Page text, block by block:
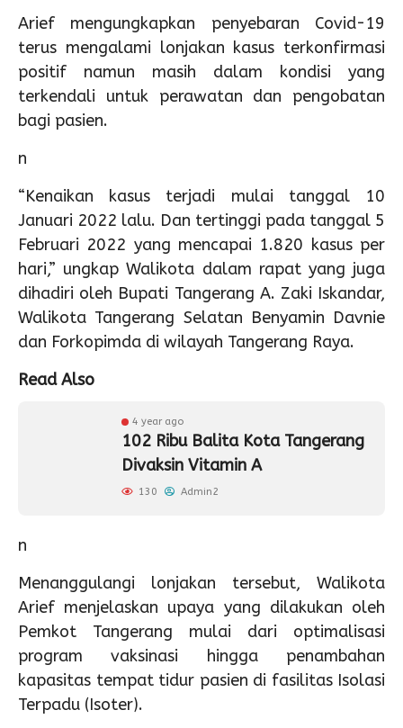
Arief mengungkapkan penyebaran Covid-19
terus mengalami lonjakan kasus terkonfirmasi
positif namun masih dalam kondisi yang
terkendali untuk perawatan dan pengobatan
bagi pasien.
n
“Kenaikan kasus terjadi mulai tanggal 10
Januari 2022 lalu. Dan tertinggi pada tanggal 5
Februari 2022 yang mencapai 1.820 kasus per
hari,” ungkap Walikota dalam rapat yang juga
dihadiri oleh Bupati Tangerang A. Zaki Iskandar,
Walikota Tangerang Selatan Benyamin Davnie
dan Forkopimda di wilayah Tangerang Raya.
Read Also
4 year ago
102 Ribu Balita Kota Tangerang
Divaksin Vitamin A
130 Admin2
n
Menanggulangi lonjakan tersebut, Walikota
Arief menjelaskan upaya yang dilakukan oleh
Pemkot Tangerang mulai dari optimalisasi
program vaksinasi hingga penambahan
kapasitas tempat tidur pasien di fasilitas Isolasi
Terpadu (Isoter).